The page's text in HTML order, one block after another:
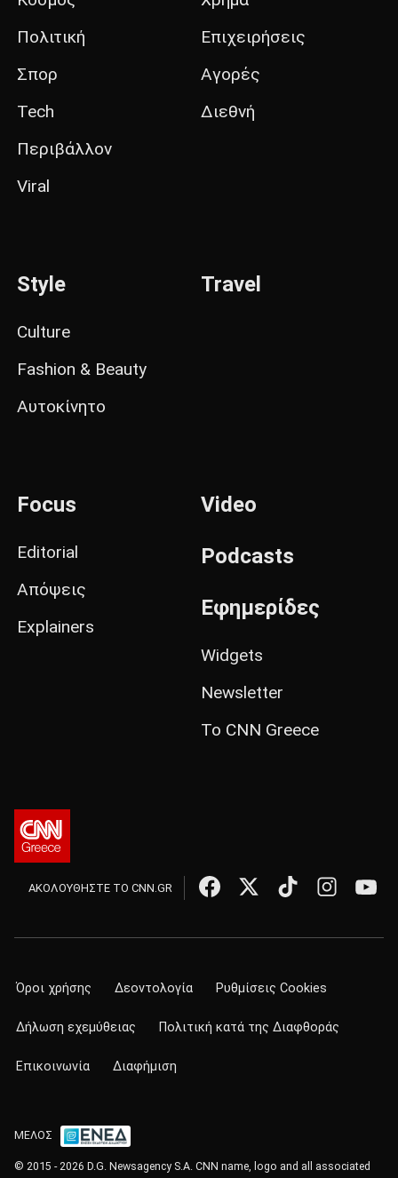
Πολιτική
Σπορ
Tech
Περιβάλλον
Viral
Επιχειρήσεις
Αγορές
Διεθνή
Style
Culture
Fashion & Beauty
Αυτοκίνητο
Travel
Focus
Editorial
Απόψεις
Explainers
Video
Podcasts
Εφημερίδες
Widgets
Newsletter
Το CNN Greece
ΑΚΟΛΟΥΘΗΣΤΕ ΤΟ CNN.GR
Όροι χρήσης Δεοντολογία Ρυθμίσεις Cookies
Δήλωση εχεμύθειας Πολιτική κατά της Διαφθοράς
Επικοινωνία Διαφήμιση
ΜΕΛΟΣ
© 2015 - 2026 D.G. Newsagency S.A. CNN name, logo and all associated